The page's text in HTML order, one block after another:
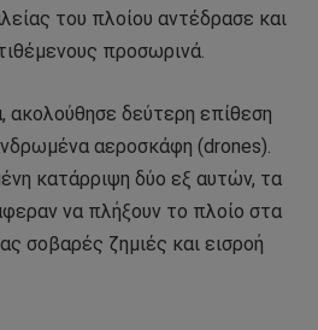
του πλοίου αντέδρασε και
προσωρινά.
ακολούθησε δεύτερη επίθεση
αεροσκάφη (drones).
κατάρριψη δύο εξ αυτών, τα
να πλήξουν το πλοίο στα
σοβαρές ζημιές και εισροή